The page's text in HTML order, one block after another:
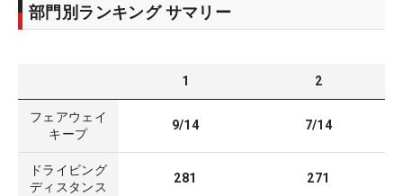
部門別ランキング サマリー
1 2
フェアウェイ
キープ
9/14 7/14
ドライビング
ディスタンス
281 271